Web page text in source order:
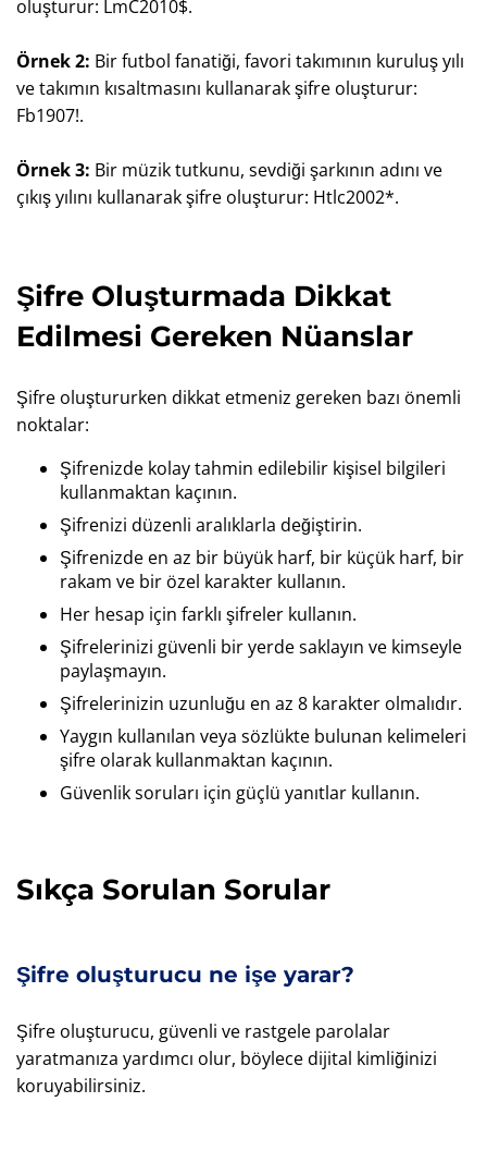
oluşturur: LmC2010$.
Örnek 2: Bir futbol fanatiği, favori takımının kuruluş yılı
ve takımın kısaltmasını kullanarak şifre oluşturur:
Fb1907!.
Örnek 3: Bir müzik tutkunu, sevdiği şarkının adını ve
çıkış yılını kullanarak şifre oluşturur: Htlc2002*.
Şifre Oluşturmada Dikkat
Edilmesi Gereken Nüanslar
Şifre oluştururken dikkat etmeniz gereken bazı önemli
noktalar:
Şifrenizde kolay tahmin edilebilir kişisel bilgileri
kullanmaktan kaçının.
Şifrenizi düzenli aralıklarla değiştirin.
Şifrenizde en az bir büyük harf, bir küçük harf, bir
rakam ve bir özel karakter kullanın.
Her hesap için farklı şifreler kullanın.
Şifrelerinizi güvenli bir yerde saklayın ve kimseyle
paylaşmayın.
Şifrelerinizin uzunluğu en az 8 karakter olmalıdır.
Yaygın kullanılan veya sözlükte bulunan kelimeleri
şifre olarak kullanmaktan kaçının.
Güvenlik soruları için güçlü yanıtlar kullanın.
Sıkça Sorulan Sorular
Şifre oluşturucu ne işe yarar?
Şifre oluşturucu, güvenli ve rastgele parolalar
yaratmanıza yardımcı olur, böylece dijital kimliğinizi
koruyabilirsiniz.